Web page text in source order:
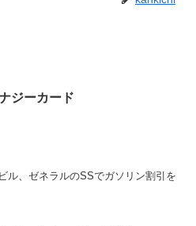
ジーカード
ル、ゼネラルのSSでガソリン割引を